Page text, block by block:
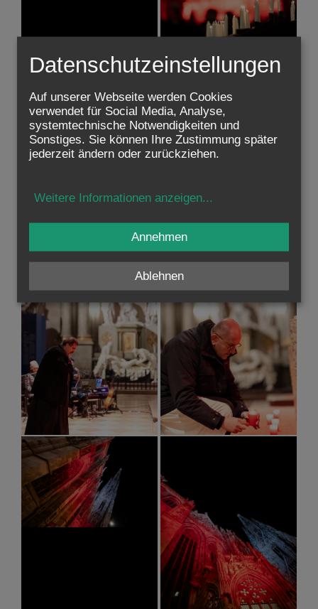
Datenschutzeinstellungen
Auf unserer Webseite werden Cookies
verwendet für Social Media, Analyse,
systemtechnische Notwendigkeiten und
Sonstiges. Sie können Ihre Zustimmung später
jederzeit ändern oder zurückziehen.
Weitere Informationen anzeigen...
Ablehnen
Annehmen